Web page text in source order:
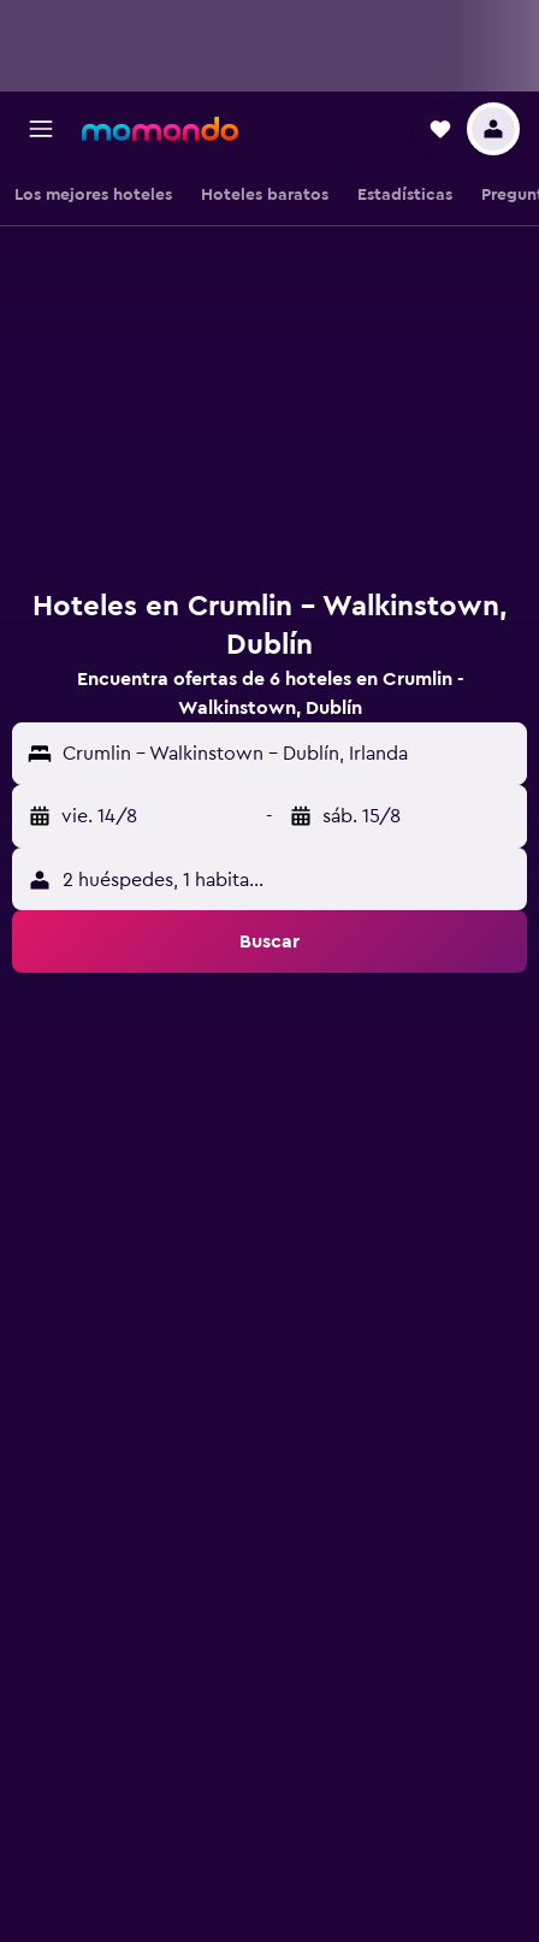
Los mejores hoteles Hoteles baratos Estadísticas
Hoteles en Crumlin - Walkinstown,
Dublín
Encuentra ofertas de 6 hoteles en Crumlin -
Walkinstown, Dublín
Crumlin - Walkinstown - Dublín, Irlanda
vie. 14/8 - sáb. 15/8
2 huéspedes, 1 habitación
Buscar